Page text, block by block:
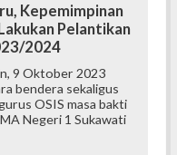
Kepemimpinan
Pelantikan
2024
9 Oktober 2023
bendera sekaligus
OSIS masa bakti
Negeri 1 Sukawati